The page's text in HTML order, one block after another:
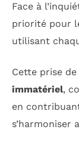
Face à
priorité pour
utilisant
Cette prise
immatériel,
en
s’harmoniser